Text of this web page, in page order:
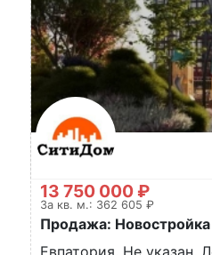
13 750 000 ₽
За кв. м.: 362 605 ₽
Продажа: Новостройка
Евпатория, Не указан,